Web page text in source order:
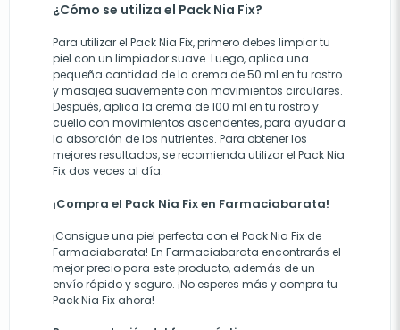
¿Cómo se utiliza el Pack Nia Fix?
Para utilizar el Pack Nia Fix, primero debes limpiar tu
piel con un limpiador suave. Luego, aplica una
pequeña cantidad de la crema de 50 ml en tu rostro
y masajea suavemente con movimientos circulares.
Después, aplica la crema de 100 ml en tu rostro y
cuello con movimientos ascendentes, para ayudar a
la absorción de los nutrientes. Para obtener los
mejores resultados, se recomienda utilizar el Pack Nia
Fix dos veces al día.
¡Compra el Pack Nia Fix en Farmaciabarata!
¡Consigue una piel perfecta con el Pack Nia Fix de
Farmaciabarata! En Farmaciabarata encontrarás el
mejor precio para este producto, además de un
envío rápido y seguro. ¡No esperes más y compra tu
Pack Nia Fix ahora!